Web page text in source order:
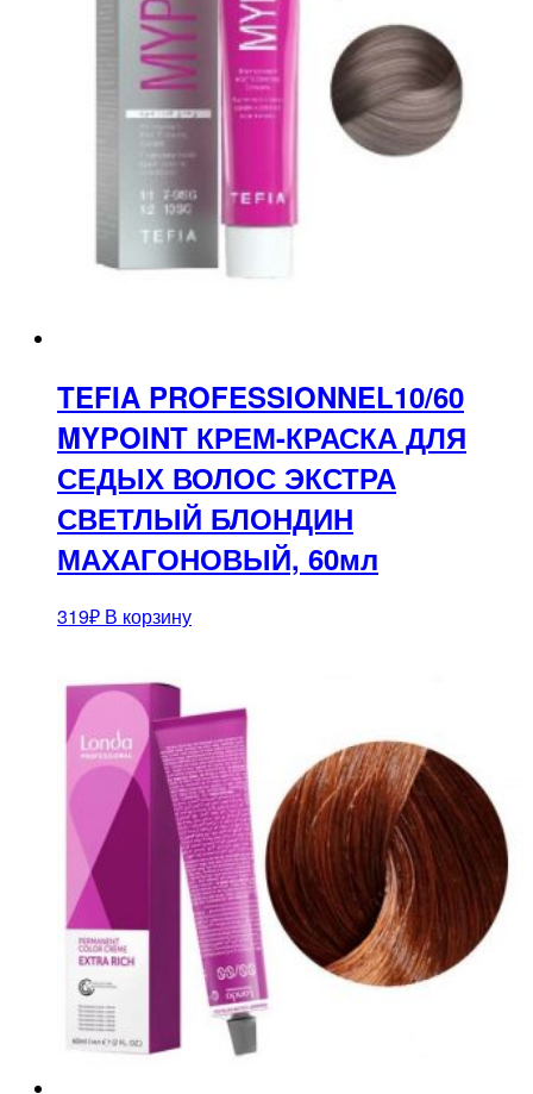
TEFIA PROFESSIONNEL10/60
MYPOINT КРЕМ-КРАСКА ДЛЯ
СЕДЫХ ВОЛОС ЭКСТРА
СВЕТЛЫЙ БЛОНДИН
МАХАГОНОВЫЙ, 60мл
319₽ В корзину